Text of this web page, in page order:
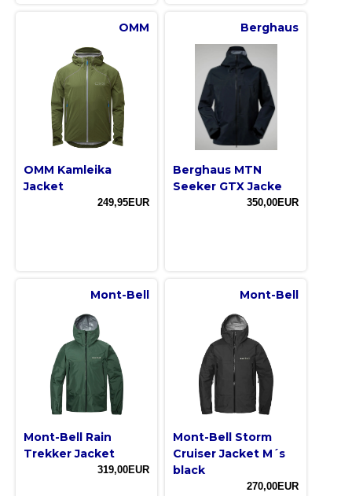
OMM
OMM Kamleika
Jacket
249,95EUR
Berghaus
Berghaus MTN
Seeker GTX Jacke
350,00EUR
Mont-Bell
Mont-Bell Rain
Trekker Jacket
319,00EUR
Mont-Bell
Mont-Bell Storm
Cruiser Jacket M´s
black
270,00EUR